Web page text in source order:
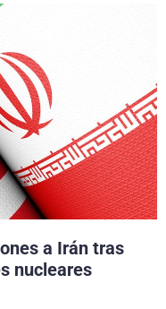
a Irán tras
nucleares